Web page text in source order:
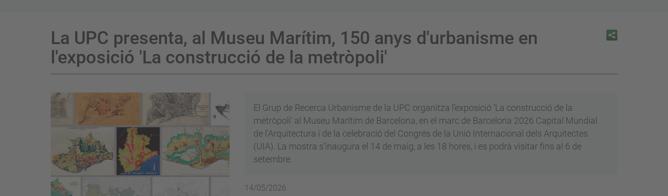
La UPC presenta, al Museu Marítim, 150 anys d'urbanisme en
l'exposició 'La construcció de la metròpoli'
El Grup de Recerca Urbanisme de la UPC organitza l’exposició ‘La construcció de la
metròpoli’ al Museu Marítim de Barcelona, en el marc de Barcelona 2026 Capital Mundial
de l'Arquitectura i de la celebració del Congrés de la Unió Internacional dels Arquitectes
(UIA). La mostra s’inaugura el 14 de maig, a les 18 hores, i es podrà visitar fins al 6 de
setembre.
14/05/2026